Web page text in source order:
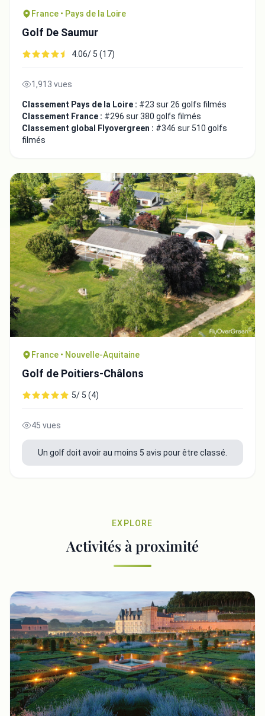
France • Pays de la Loire
Golf De Saumur
4.06/ 5 (17)
1,913 vues
Classement Pays de la Loire : #23 sur 26 golfs filmés
Classement France : #296 sur 380 golfs filmés
Classement global Flyovergreen : #346 sur 510 golfs
filmés
France • Nouvelle-Aquitaine
Golf de Poitiers-Châlons
5/ 5 (4)
45 vues
Un golf doit avoir au moins 5 avis pour être classé.
EXPLORE
Activités à proximité